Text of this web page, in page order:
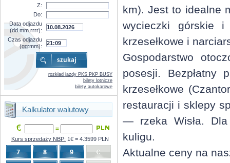
km). Jest to idealne
wycieczki górskie
krzesełkowe i
Gospodarstwo
posesji.
krzesełkowe
restauracji i sklepy
— rzeka Wisła. Dla
kuligu.
Aktualne ceny na
Z:
Do:
Data odjazdu
(dd.mm.rrrr):
Czas odjazdu
(gg:mm):
rozkład jazdy PKS PKP BUSY
bilety lotnicze
bilety autokarowe
Kalkulator walutowy
=
Kurs sprzedaży NBP: 1€ = 4.3599 PLN